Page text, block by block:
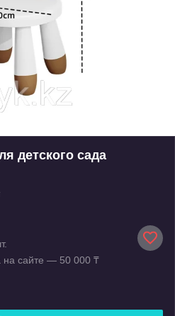
детского сада
на сайте — 50 000 ₸